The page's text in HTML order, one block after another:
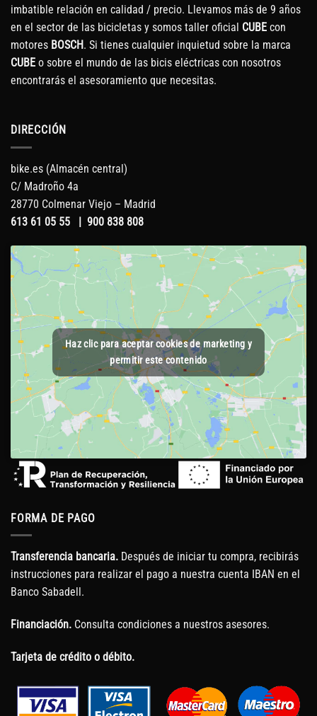
imbatible relación en calidad / precio. Llevamos más de 9 años
en el sector de las bicicletas y somos taller oficial CUBE con
motores BOSCH. Si tienes cualquier inquietud sobre la marca
CUBE o sobre el mundo de las bicis eléctricas con nosotros
encontrarás el asesoramiento que necesitas.
DIRECCIÓN
bike.es (Almacén central)
C/ Madroño 4a
28770 Colmenar Viejo – Madrid
613 61 05 55
900 838 808
Haz clic para aceptar cookies de marketing y
permitir este contenido
FORMA DE PAGO
Transferencia bancaria. Después de iniciar tu compra, recibirás
instrucciones para realizar el pago a nuestra cuenta IBAN en el
Banco Sabadell.
Financiación. Consulta condiciones a nuestros asesores.
Tarjeta de crédito o débito.